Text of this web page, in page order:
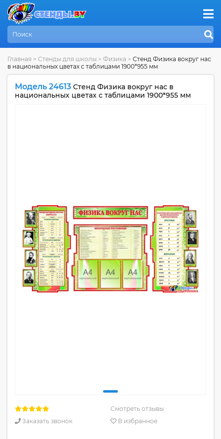
Главная > Стенды для школы > Физика > Стенд Физика вокруг нас
в национальных цветах с таблицами 1900*955 мм
Модель 24613 Стенд Физика вокруг нас в
национальных цветах с таблицами 1900*955 мм
Смотреть отзывы
Заказать звонок
В избранное